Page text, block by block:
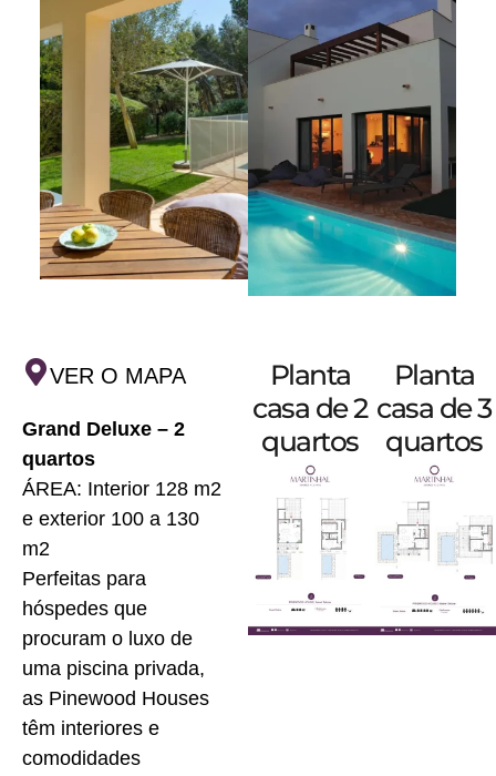
VER O MAPA
Grand Deluxe – 2
quartos
ÁREA: Interior 128 m2
e exterior 100 a 130
m2
Perfeitas para
hóspedes que
procuram o luxo de
uma piscina privada,
as Pinewood Houses
têm interiores e
comodidades
Planta
casa de 2
quartos
Planta
casa de 3
quartos